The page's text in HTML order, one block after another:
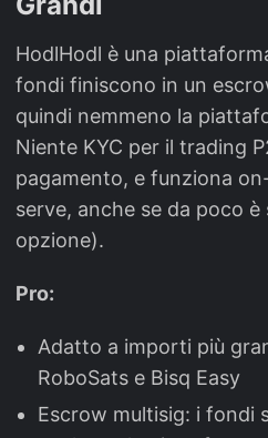
HodlHodl è una
fondi finiscono in un
quindi nemmeno la
Niente KYC per il trading
pagamento, e funziona
serve, anche se da poco
opzione).
Pro:
Adatto a importi più
RoboSats e Bisq Easy
Escrow multisig: i fondi